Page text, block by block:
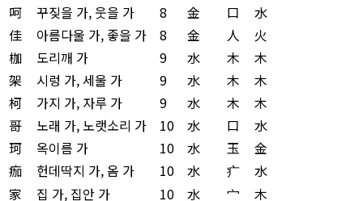
呵
꾸짖을 가, 웃을 가 8 金 口
水
佳
아름다울 가, 좋을 가 8 金 人
火
枷
도리깨 가 9 水 木
木
架
시렁 가, 세울 가 9 水 木
木
柯
가지 가, 자루 가 9 水 木
木
哥
노래 가, 노랫소리 가 10 水 口
水
珂
옥이름 가 10 水 玉
金
痂
헌데딱지 가, 옴 가 10 水 疒
水
家
집 가, 집안 가 10 水 宀
木